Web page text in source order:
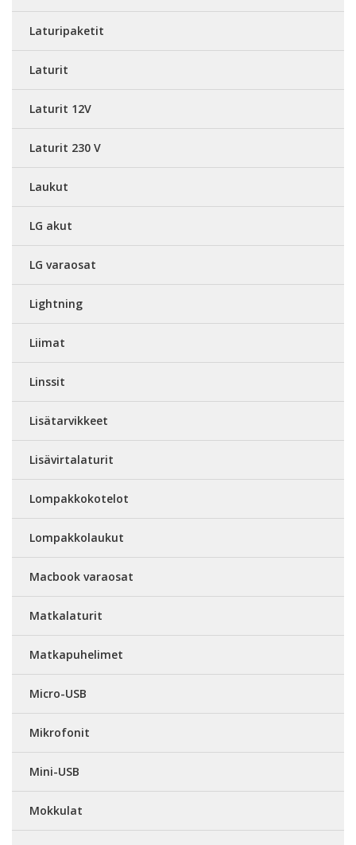
Laturipaketit
Laturit
Laturit 12V
Laturit 230 V
Laukut
LG akut
LG varaosat
Lightning
Liimat
Linssit
Lisätarvikkeet
Lisävirtalaturit
Lompakkokotelot
Lompakkolaukut
Macbook varaosat
Matkalaturit
Matkapuhelimet
Micro-USB
Mikrofonit
Mini-USB
Mokkulat